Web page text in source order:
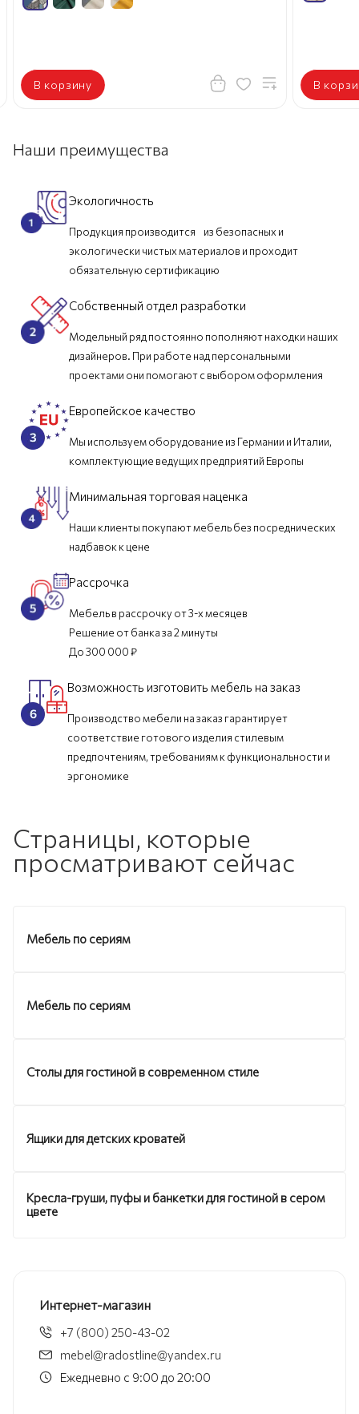
В корзину В
Наши преимущества
Экологичность
Продукция производится из безопасных и
экологически чистых материалов и проходит
обязательную сертификацию
Собственный отдел разработки
Модельный ряд постоянно пополняют находки наших
дизайнеров. При работе над персональными
проектами они помогают с выбором оформления
Европейское качество
Мы используем оборудование из Германии и Италии,
комплектующие ведущих предприятий Европы
Минимальная торговая наценка
Наши клиенты покупают мебель без посреднических
надбавок к цене
Рассрочка
Мебель в рассрочку от 3-х месяцев
Решение от банка за 2 минуты
До 300 000 ₽
Возможность изготовить мебель на заказ
Производство мебели на заказ гарантирует
соответствие готового изделия стилевым
предпочтениям, требованиям к функциональности и
эргономике
Страницы, которые
просматривают сейчас
Мебель по сериям
Мебель по сериям
Столы для гостиной в современном стиле
Ящики для детских кроватей
Кресла-груши, пуфы и банкетки для гостиной в сером
цвете
Интернет-магазин
+7 (800) 250-43-02
mebel@radostline@yandex.ru
Ежедневно с 9:00 до 20:00